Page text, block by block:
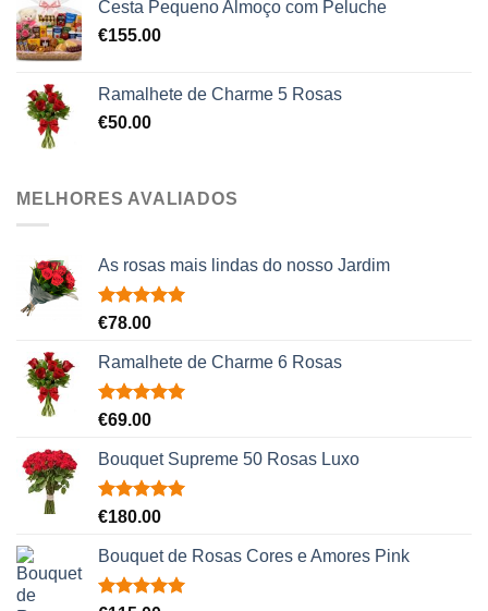
Cesta Pequeno Almoço com Peluche
€155.00
Ramalhete de Charme 5 Rosas
€50.00
MELHORES AVALIADOS
As rosas mais lindas do nosso Jardim
Avaliação
€78.00
Ramalhete de Charme 6 Rosas
Avaliação
€69.00
Bouquet Supreme 50 Rosas Luxo
Avaliação
€180.00
Bouquet de Rosas Cores e Amores Pink